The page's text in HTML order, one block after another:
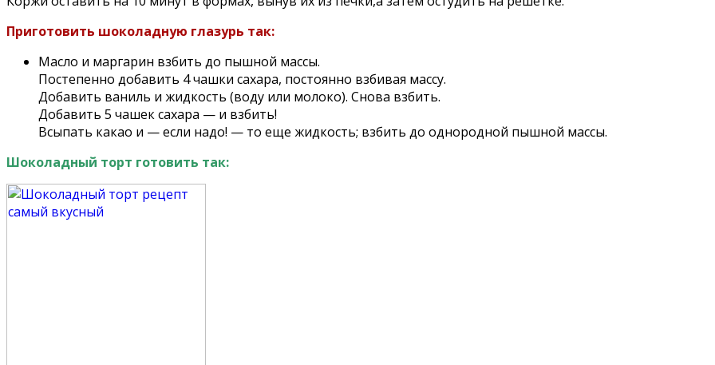
Приготовить шоколадную глазурь так:
Масло и маргарин взбить до пышной массы.
Постепенно добавить 4 чашки сахара, постоянно взбивая массу.
Добавить ваниль и жидкость (воду или молоко). Снова взбить.
Добавить 5 чашек сахара — и взбить!
Всыпать какао и — если надо! — то еще жидкость; взбить до однородной пышной массы.
Шоколадный торт готовить так: